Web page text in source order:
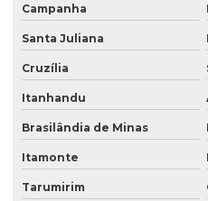
Plantio de grama em aeroportos
Plantio de grama com areia
Plantio de grama em bahia
Plantio de grama em barranco
Plantio de grama em condomínio
Campanha
Santa Juliana
Cruzília
Itanhandu
Brasilândia de Minas
Itamonte
Tarumirim